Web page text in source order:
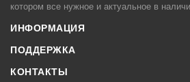
котором все нужное и актуальное в
ИНФОРМАЦИЯ
ПОДДЕРЖКА
КОНТАКТЫ